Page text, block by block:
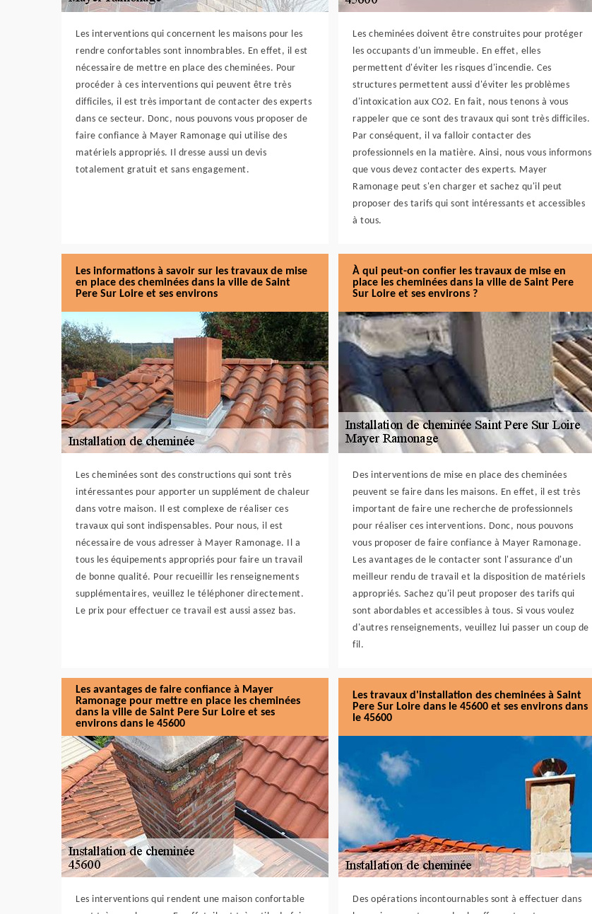
Les interventions qui concernent les maisons pour les
rendre confortables sont innombrables. En effet, il est
nécessaire de mettre en place des cheminées. Pour
procéder à ces interventions qui peuvent être très
difficiles, il est très important de contacter des experts
dans ce secteur. Donc, nous pouvons vous proposer de
faire confiance à Mayer Ramonage qui utilise des
matériels appropriés. Il dresse aussi un devis
totalement gratuit et sans engagement.
Les cheminées doivent être construites pour protéger
les occupants d'un immeuble. En effet, elles
permettent d'éviter les risques d'incendie. Ces
structures permettent aussi d'éviter les problèmes
d'intoxication aux CO2. En fait, nous tenons à vous
rappeler que ce sont des travaux qui sont très difficiles.
Par conséquent, il va falloir contacter des
professionnels en la matière. Ainsi, nous vous informons
que vous devez contacter des experts. Mayer
Ramonage peut s'en charger et sachez qu'il peut
proposer des tarifs qui sont intéressants et accessibles
à tous.
Les informations à savoir sur les travaux de mise
en place des cheminées dans la ville de Saint
Pere Sur Loire et ses environs
Les cheminées sont des constructions qui sont très
intéressantes pour apporter un supplément de chaleur
dans votre maison. Il est complexe de réaliser ces
travaux qui sont indispensables. Pour nous, il est
nécessaire de vous adresser à Mayer Ramonage. Il a
tous les équipements appropriés pour faire un travail
de bonne qualité. Pour recueillir les renseignements
supplémentaires, veuillez le téléphoner directement.
Le prix pour effectuer ce travail est aussi assez bas.
À qui peut-on confier les travaux de mise en
place les cheminées dans la ville de Saint Pere
Sur Loire et ses environs ?
Des interventions de mise en place des cheminées
peuvent se faire dans les maisons. En effet, il est très
important de faire une recherche de professionnels
pour réaliser ces interventions. Donc, nous pouvons
vous proposer de faire confiance à Mayer Ramonage.
Les avantages de le contacter sont l'assurance d'un
meilleur rendu de travail et la disposition de matériels
appropriés. Sachez qu'il peut proposer des tarifs qui
sont abordables et accessibles à tous. Si vous voulez
d'autres renseignements, veuillez lui passer un coup de
fil.
Les avantages de faire confiance à Mayer
Ramonage pour mettre en place les cheminées
dans la ville de Saint Pere Sur Loire et ses
environs dans le 45600
Les interventions qui rendent une maison confortable
Les travaux d'installation des cheminées à Saint
Pere Sur Loire dans le 45600 et ses environs dans
le 45600
Des opérations incontournables sont à effectuer dans